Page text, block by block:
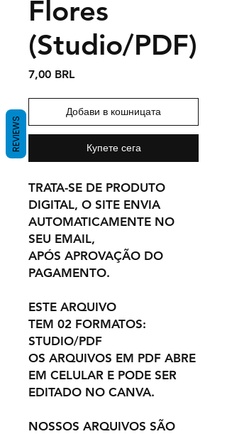
Flores
(Studio/PDF)
7,00 BRLЦена
Добави в кошницата
Купете сега
TRATA-SE DE PRODUTO
DIGITAL, O SITE ENVIA
AUTOMATICAMENTE NO
SEU EMAIL,
APÓS APROVAÇÃO DO
PAGAMENTO.
ESTE ARQUIVO
TEM 02 FORMATOS:
STUDIO/PDF
OS ARQUIVOS EM PDF ABRE
EM CELULAR E PODE SER
EDITADO NO CANVA.
NOSSOS ARQUIVOS SÃO
REVIEWS